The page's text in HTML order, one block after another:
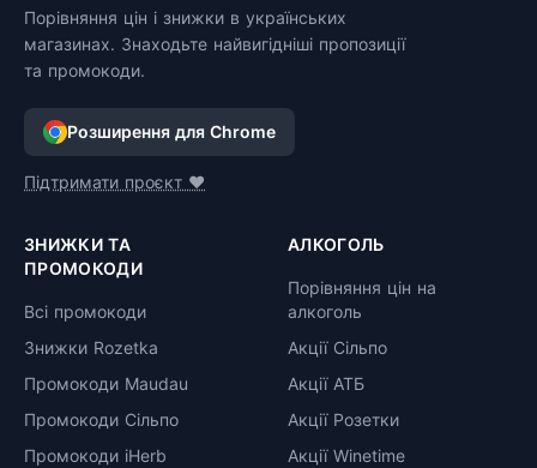
Порівняння цін і знижки в українських
магазинах. Знаходьте найвигідніші пропозиції
та промокоди.
Розширення для Chrome
Підтримати проєкт ❤️
ЗНИЖКИ ТА
ПРОМОКОДИ
Всі промокоди
Знижки Rozetka
Промокоди Maudau
Промокоди Сільпо
Промокоди iHerb
АЛКОГОЛЬ
Порівняння цін на
алкоголь
Акції Сільпо
Акції АТБ
Акції Розетки
Акції Winetime